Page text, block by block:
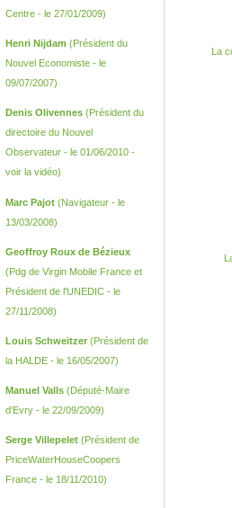
La
Centre - le 27/01/2009)
Henri Nijdam (Président du
Nouvel Economiste - le
09/07/2007)
Denis Olivennes (Président du
directoire du Nouvel
Observateur - le 01/06/2010 -
voir la vidéo)
Marc Pajot (Navigateur - le
13/03/2008)
Geoffroy Roux de Bézieux
(Pdg de Virgin Mobile France et
Président de l'UNEDIC - le
27/11/2008)
Louis Schweitzer (Président de
la HALDE - le 16/05/2007)
Manuel Valls (Député-Maire
d'Evry - le 22/09/2009)
Serge Villepelet (Président de
PriceWaterHouseCoopers
France - le 18/11/2010)